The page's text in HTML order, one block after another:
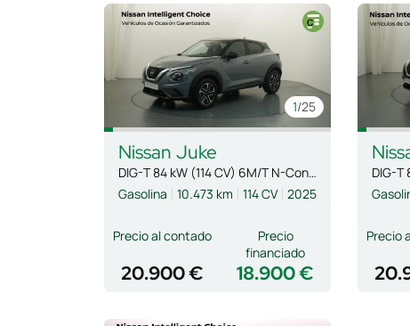
1/25
Nissan Juke
DIG-T 84 kW (114 CV) 6M/T N-Connecta
Gasolina
10.473 km 114 CV 2025
Precio al contado
20.900 € 18.900 €
Precio
financiado
Precio